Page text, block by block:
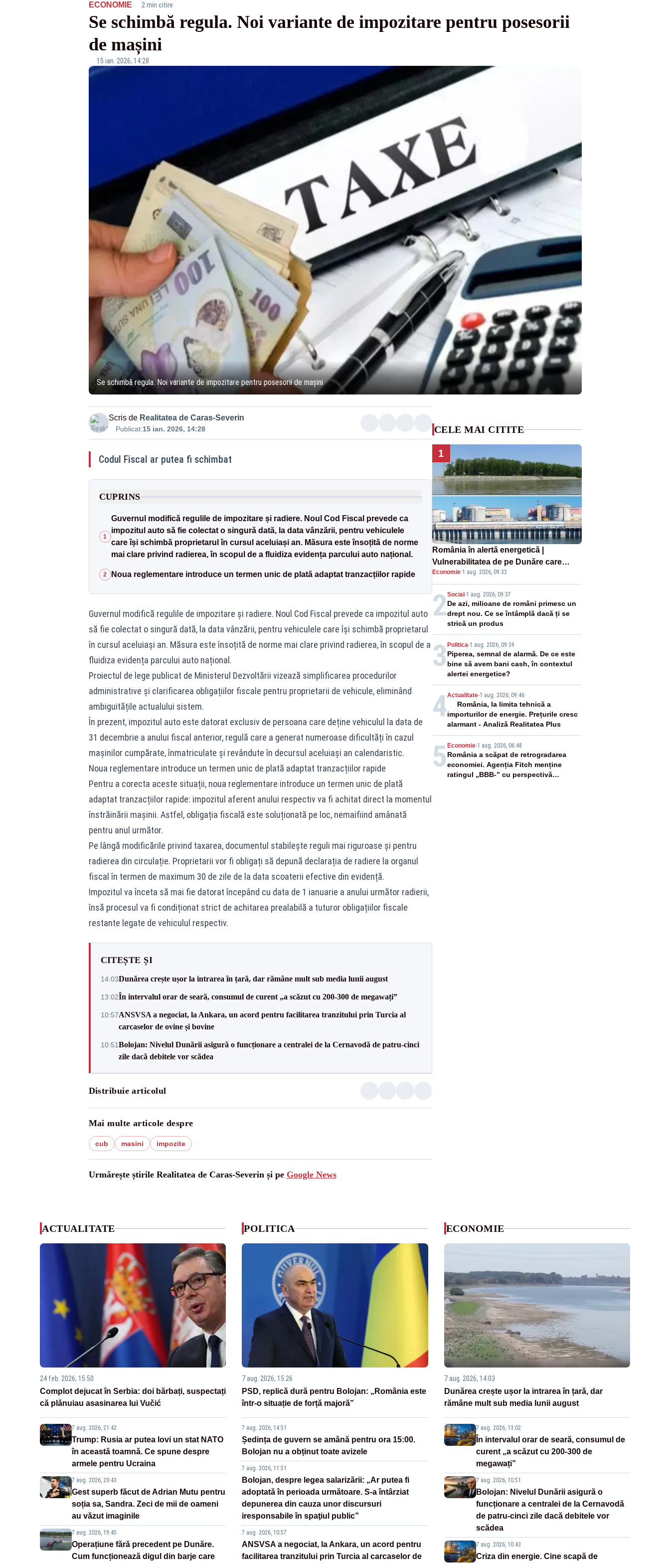
ECONOMIE· 2 min citire
Se schimbă regula. Noi variante de impozitare pentru posesorii
de mașini
15 ian. 2026, 14:28
Se schimbă regula. Noi variante de impozitare pentru posesorii de mașini
Scris de Realitatea de Caras-Severin
Publicat:15 ian. 2026, 14:28
Codul Fiscal ar putea fi schimbat
CUPRINS
1
Guvernul modifică regulile de impozitare și radiere. Noul Cod Fiscal prevede ca
impozitul auto să fie colectat o singură dată, la data vânzării, pentru vehiculele
care își schimbă proprietarul în cursul aceluiași an. Măsura este însoțită de norme
mai clare privind radierea, în scopul de a fluidiza evidența parcului auto național.
2 Noua reglementare introduce un termen unic de plată adaptat tranzacțiilor rapide
Guvernul modifică regulile de impozitare și radiere. Noul Cod Fiscal prevede ca impozitul auto
să fie colectat o singură dată, la data vânzării, pentru vehiculele care își schimbă proprietarul
în cursul aceluiași an. Măsura este însoțită de norme mai clare privind radierea, în scopul de a
fluidiza evidența parcului auto național.
Proiectul de lege publicat de Ministerul Dezvoltării vizează simplificarea procedurilor
administrative și clarificarea obligațiilor fiscale pentru proprietarii de vehicule, eliminând
ambiguitățile actualului sistem.
În prezent, impozitul auto este datorat exclusiv de persoana care deține vehiculul la data de
31 decembrie a anului fiscal anterior, regulă care a generat numeroase dificultăți în cazul
mașinilor cumpărate, înmatriculate și revândute în decursul aceluiași an calendaristic.
Noua reglementare introduce un termen unic de plată adaptat tranzacțiilor rapide
Pentru a corecta aceste situații, noua reglementare introduce un termen unic de plată
adaptat tranzacțiilor rapide: impozitul aferent anului respectiv va fi achitat direct la momentul
înstrăinării mașinii. Astfel, obligația fiscală este soluționată pe loc, nemaifiind amânată
pentru anul următor.
Pe lângă modificările privind taxarea, documentul stabilește reguli mai riguroase și pentru
radierea din circulație. Proprietarii vor fi obligați să depună declarația de radiere la organul
fiscal în termen de maximum 30 de zile de la data scoaterii efective din evidență.
Impozitul va înceta să mai fie datorat începând cu data de 1 ianuarie a anului următor radierii,
însă procesul va fi condiționat strict de achitarea prealabilă a tuturor obligațiilor fiscale
restante legate de vehiculul respectiv.
CITEȘTE ȘI
14:03Dunărea crește ușor la intrarea în țară, dar rămâne mult sub media lunii august
13:02În intervalul orar de seară, consumul de curent „a scăzut cu 200-300 de megawați”
10:57ANSVSA a negociat, la Ankara, un acord pentru facilitarea tranzitului prin Turcia al
carcaselor de ovine și bovine
10:51Bolojan: Nivelul Dunării asigură o funcționare a centralei de la Cernavodă de patru-cinci
zile dacă debitele vor scădea
Distribuie articolul
Mai multe articole despre
cub masini impozite
Urmărește știrile Realitatea de Caras-Severin și pe Google News
CELE MAI CITITE
1
România în alertă energetică |
Vulnerabilitatea de pe Dunăre care
pune în pericol Centrala Cernavodă era
cunoscută de pe vremea lui Ceaușescu
Economie·1 aug. 2026, 09:32
2Social -1 aug. 2026, 09:37
De azi, milioane de români primesc un
drept nou. Ce se întâmplă dacă ți se
strică un produs
3 Politica-1 aug. 2026, 09:39
Piperea, semnal de alarmă. De ce este
bine să avem bani cash, în contextul
alertei energetice?
4Actualitate-1 aug. 2026, 09:46
România, la limita tehnică a
importurilor de energie. Prețurile cresc
alarmant - Analiză Realitatea Plus
5 Economie-1 aug. 2026, 06:48
România a scăpat de retrogradarea
economiei. Agenția Fitch menține
ratingul „BBB-” cu perspectivă
ACTUALITATE
24 feb. 2026, 15:50
Complot dejucat în Serbia: doi bărbați, suspectați
că plănuiau asasinarea lui Vučić
7 aug. 2026, 21:42
Trump: Rusia ar putea lovi un stat NATO
în această toamnă. Ce spune despre
armele pentru Ucraina
7 aug. 2026, 20:43
Gest superb făcut de Adrian Mutu pentru
soția sa, Sandra. Zeci de mii de oameni
au văzut imaginile
7 aug. 2026, 19:45
Operațiune fără precedent pe Dunăre.
Cum funcționează digul din barje care
POLITICA
7 aug. 2026, 15:26
PSD, replică dură pentru Bolojan: „România este
într-o situație de forță majoră”
7 aug. 2026, 14:51
Ședința de guvern se amână pentru ora 15:00.
Bolojan nu a obținut toate avizele
7 aug. 2026, 11:51
Bolojan, despre legea salarizării: „Ar putea fi
adoptată în perioada următoare. S-a întârziat
depunerea din cauza unor discursuri
iresponsabile în spaţiul public”
7 aug. 2026, 10:57
ANSVSA a negociat, la Ankara, un acord pentru
facilitarea tranzitului prin Turcia al carcaselor de
ECONOMIE
7 aug. 2026, 14:03
Dunărea crește ușor la intrarea în țară, dar
rămâne mult sub media lunii august
7 aug. 2026, 13:02
În intervalul orar de seară, consumul de
curent „a scăzut cu 200-300 de
megawați”
7 aug. 2026, 10:51
Bolojan: Nivelul Dunării asigură o
funcționare a centralei de la Cernavodă
de patru-cinci zile dacă debitele vor
scădea
7 aug. 2026, 10:43
Criza din energie. Cine scapă de